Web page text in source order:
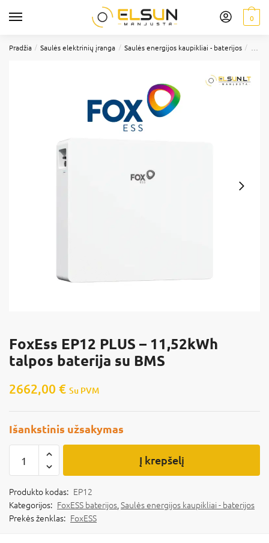
0
Pradžia / Saulės elektrinių įranga / Saulės energijos kaupikliai - baterijos /
FoxEss EP12 PLUS – 11,52kWh
talpos baterija su BMS
2662,00 € Su PVM
Išankstinis užsakymas
Į krepšelį
Produkto kodas: EP12
Kategorijos: FoxESS baterijos,Saulės energijos kaupikliai - baterijos
Prekės ženklas: FoxESS